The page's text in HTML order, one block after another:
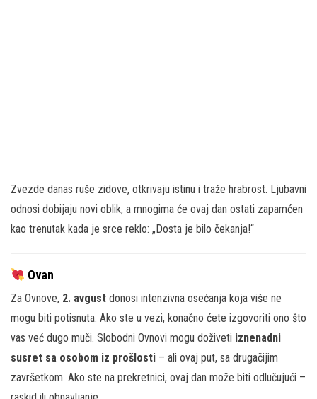
Zvezde danas ruše zidove, otkrivaju istinu i traže hrabrost. Ljubavni
odnosi dobijaju novi oblik, a mnogima će ovaj dan ostati zapamćen
kao trenutak kada je srce reklo: „Dosta je bilo čekanja!“
Ovan
Za Ovnove, 2. avgust donosi intenzivna osećanja koja više ne
mogu biti potisnuta. Ako ste u vezi, konačno ćete izgovoriti ono što
vas već dugo muči. Slobodni Ovnovi mogu doživeti iznenadni
susret sa osobom iz prošlosti – ali ovaj put, sa drugačijim
završetkom. Ako ste na prekretnici, ovaj dan može biti odlučujući –